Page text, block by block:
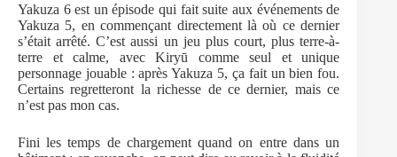
Yakuza 6 est un épisode qui fait suite aux événements de
Yakuza 5, en commençant directement là où ce dernier
s’était arrêté. C’est aussi un jeu plus court, plus terre-à-
terre et calme, avec Kiryū comme seul et unique
personnage jouable : après Yakuza 5, ça fait un bien fou.
Certains regretteront la richesse de ce dernier, mais ce
n’est pas mon cas.
Fini les temps de chargement quand on entre dans un